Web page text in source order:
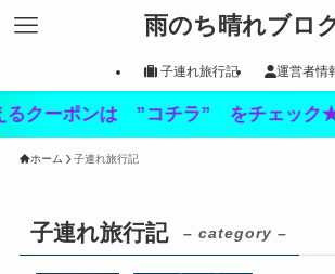
雨のち晴れブロ
子連れ旅行記 運営者情
ポンは ”コチラ” をチェック★
ホーム 子連れ旅行記
子連れ旅行記 – category –